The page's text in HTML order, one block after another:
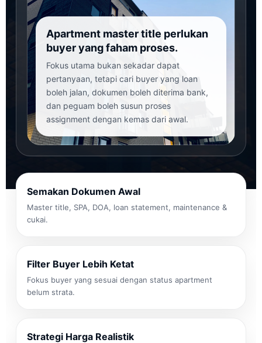
Apartment master title perlukan
buyer yang faham proses.
Fokus utama bukan sekadar dapat
pertanyaan, tetapi cari buyer yang loan
boleh jalan, dokumen boleh diterima bank,
dan peguam boleh susun proses
assignment dengan kemas dari awal.
Semakan Dokumen Awal
Master title, SPA, DOA, loan statement, maintenance &
cukai.
Filter Buyer Lebih Ketat
Fokus buyer yang sesuai dengan status apartment
belum strata.
Strategi Harga Realistik